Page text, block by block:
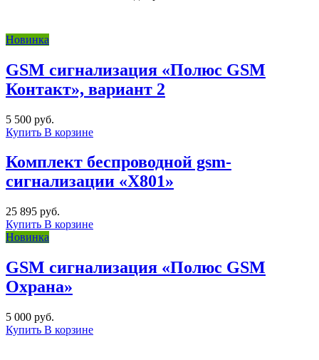
Новинка
GSM сигнализация «Полюс GSM
Контакт», вариант 2
5 500 руб.
Купить В корзине
Комплект беспроводной gsm-
сигнализации «X801»
25 895 руб.
Купить В корзине
Новинка
GSM сигнализация «Полюс GSM
Охрана»
5 000 руб.
Купить В корзине